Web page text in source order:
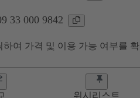
33 000 9842
여 가격 및 이용 가능 여부를 확
위시리스트